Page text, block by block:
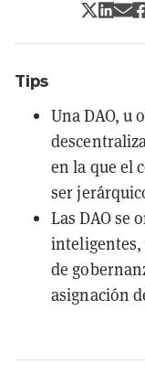
Tips
Una DAO, u
en la que el
ser
Las DAO se
de
asignación